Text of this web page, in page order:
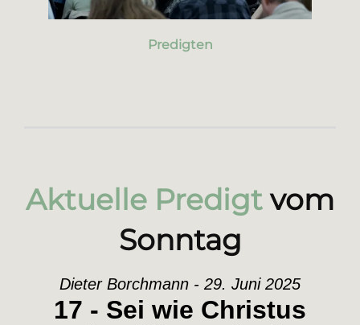
Predigten
Aktuelle Predigtvom
Sonntag
Dieter Borchmann - 29. Juni 2025
17 - Sei wie Christus